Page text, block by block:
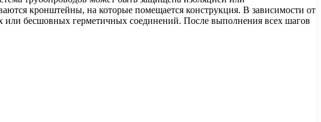
кронштейны, на которые помещается конструкция. В зависимости от
или бесшовных герметичных соединений. После выполнения всех шагов